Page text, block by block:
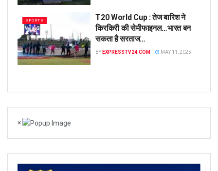
SPORTS
T20 World Cup : तेज बारिश ने
किरकिरी की सेमीफाइनल…भारत बन
सकता है सरताज…
BY EXPRESSTV24.COM MAY 11, 2025
×